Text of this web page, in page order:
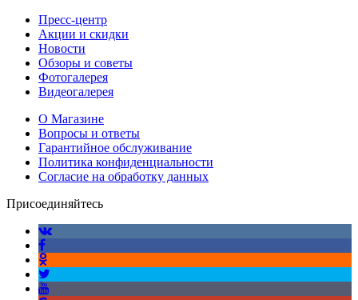
Пресс-центр
Акции и скидки
Новости
Обзоры и советы
Фотогалерея
Видеогалерея
О Магазине
Вопросы и ответы
Гарантийное обслуживание
Политика конфиденциальности
Согласие на обработку данных
Присоединяйтесь